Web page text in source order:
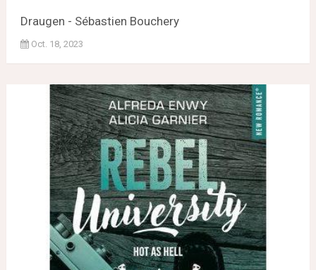
Draugen - Sébastien Bouchery
Oct. 18, 2023